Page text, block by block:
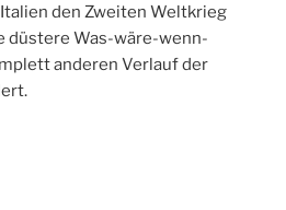
den Zweiten Weltkrieg
düstere Was-wäre-wenn-
anderen Verlauf der